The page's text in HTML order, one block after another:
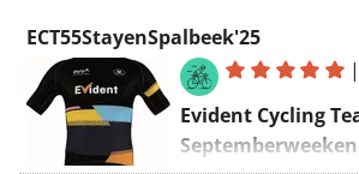
ECT55StayenSpalbeek'25
|
Evident Cycling